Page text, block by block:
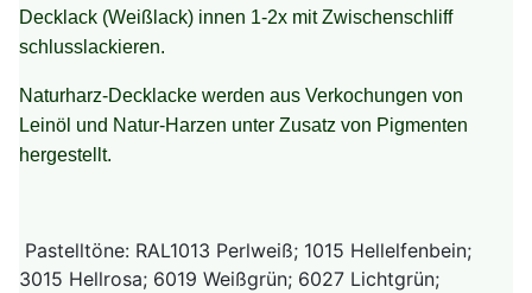
Decklack (Weißlack) innen 1-2x mit Zwischenschliff
schlusslackieren.
Naturharz-Decklacke werden aus Verkochungen von
Leinöl und Natur-Harzen unter Zusatz von Pigmenten
hergestellt.
Pastelltöne: RAL1013 Perlweiß; 1015 Hellelfenbein;
3015 Hellrosa; 6019 Weißgrün; 6027 Lichtgrün;